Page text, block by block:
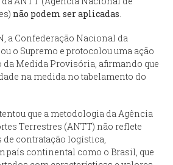
não podem ser aplicadas
a Confederação Nacional da
o Supremo e protocolou uma ação
da Medida Provisória, afirmando que
na medida no tabelamento do
que a metodologia da Agência
Terrestres (ANTT) não reflete
contratação logística,
país continental como o Brasil, que